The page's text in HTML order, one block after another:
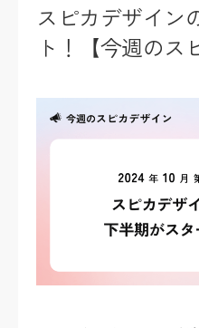
スピカデザイン
ト！【今週のス